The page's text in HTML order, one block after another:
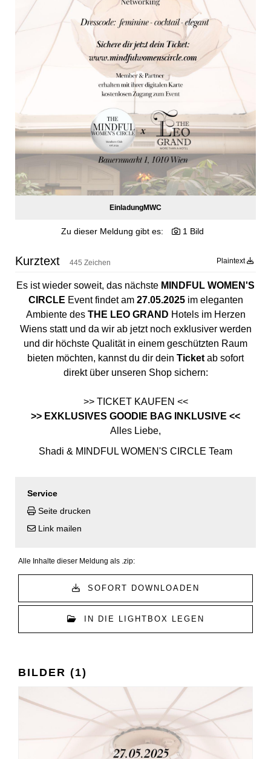
EinladungMWC
Zu dieser Meldung gibt es: 1 Bild
Kurztext 445 Zeichen Plaintext
Es ist wieder soweit, das nächste MINDFUL WOMEN'S
CIRCLE Event findet am 27.05.2025im eleganten
Ambiente des THE LEO GRAND Hotels im Herzen
Wiens statt und da wir ab jetzt noch exklusiver werden
und dir höchste Qualität in einem geschützten Raum
bieten möchten, kannst du dir dein Ticket ab sofort
direkt über unseren Shop sichern:
>> TICKET KAUFEN <<
>> EXKLUSIVES GOODIE BAG INKLUSIVE <<
Alles Liebe,
Shadi & MINDFUL WOMEN'S CIRCLE Team
Service
Seite drucken
Link mailen
Alle Inhalte dieser Meldung als .zip:
SOFORT DOWNLOADEN
IN DIE LIGHTBOX LEGEN
BILDER (1)